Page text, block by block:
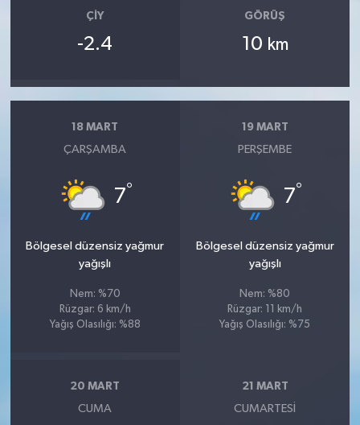
ÇIY
-2.4
GÖRÜŞ
10 km
18 MART
ÇARŞAMBA
7°
Bölgesel düzensiz yağmur
yağışlı
Nem: %70
Rüzgar: 6 km/h
Yağış Olasılığı: %88
19 MART
PERŞEMBE
7°
Bölgesel düzensiz yağmur
yağışlı
Nem: %80
Rüzgar: 11 km/h
Yağış Olasılığı: %75
20 MART
CUMA
21 MART
CUMARTESI